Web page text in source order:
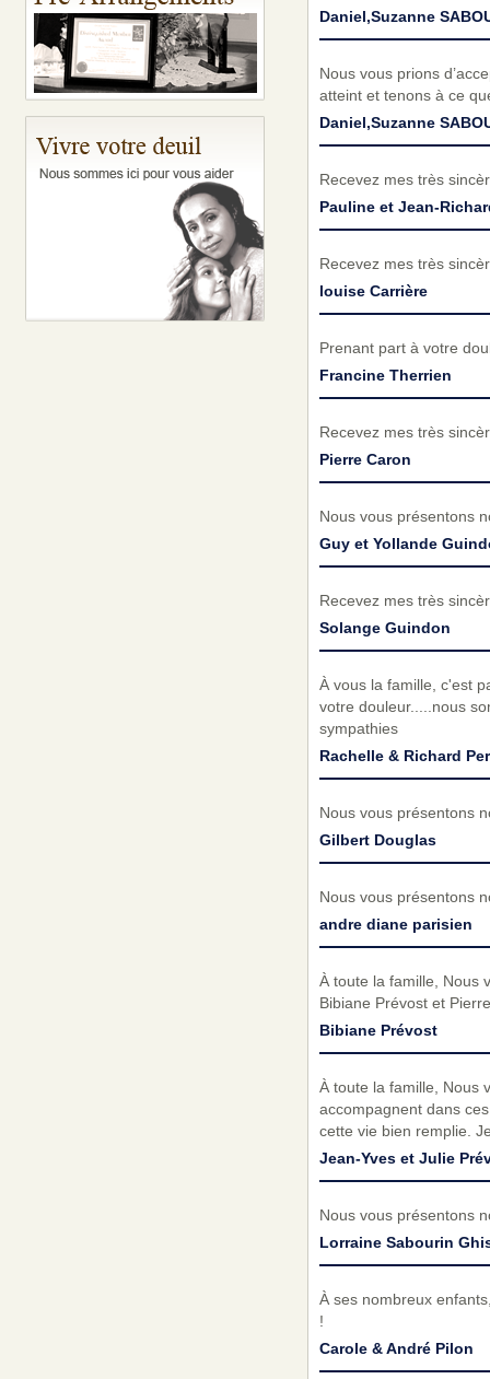
Daniel,Suzanne
Nous vous prions
atteint et tenons à ce
Daniel,Suzanne
Recevez mes très
Pauline et Jean-
Recevez mes très
louise Carrière
Prenant part à votre
Francine Therrien
Recevez mes très
Pierre Caron
Nous vous présentons
Guy et Yollande
Recevez mes très
Solange Guindon
À vous la famille, c'est
votre douleur.....nous
sympathies
Rachelle & Richard
Nous vous présentons
Gilbert Douglas
Nous vous présentons
andre diane parisien
À toute la famille, Nous
Bibiane Prévost et
Bibiane Prévost
À toute la famille, Nous
accompagnent dans
cette vie bien remplie.
Jean-Yves et Julie
Nous vous présentons
Lorraine Sabourin
À ses nombreux
!
Carole & André Pilon